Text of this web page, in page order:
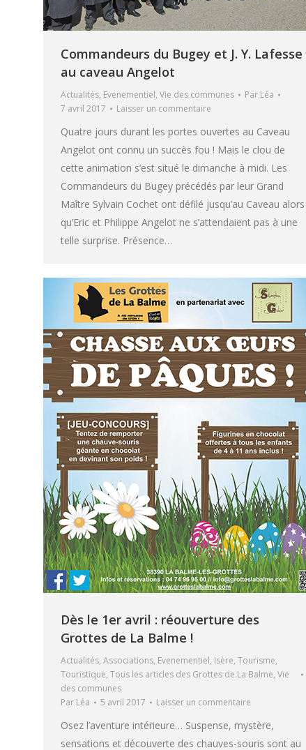
Commandeurs du Bugey et J. Y. Lafesse
au caveau Angelot
Actualités, Evenementiel, Vie des communes Par Léa
7 avril 2017
Laisser un commentaire
Quatre jours durant les portes ouvertes au Caveau
Angelot ont connu un succès fou ! Mais le clou de
cette animation s’est situé le dimanche à midi. Les
Commandeurs du Bugey précédés par leur Grand
Maître Sylvain Cochet ont défilé jusqu’au Caveau alors
qu’Eric et Philippe Angelot ne s’attendaient pas à une
telle surprise. Présence…
Dès le 1er avril : réouverture des
Grottes de La Balme !
Actualités, Associations, Evenementiel, Isère, Tourisme,
Touristique, Tous les articles des Grottes de La Balme, Vie
des communes
Par Léa 5 avril 2017 Laisser un commentaire
Osez l’aventure intérieure… Suspense, mystère,
sensations et découverte des chauves-souris sont au